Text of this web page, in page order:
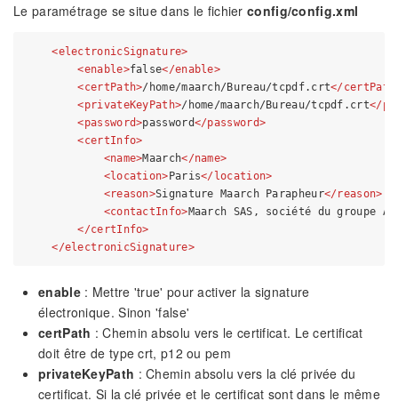
Le paramétrage se situe dans le fichier config/config.xml
<electronicSignature>
<enable>false</enable>
<certPath>/home/maarch/Bureau/tcpdf.crt</certPath
<privateKeyPath>/home/maarch/Bureau/tcpdf.crt</
<password>password</password>
<certInfo>
<name>Maarch</name>
<location> Paris</ location>
<reason>Signature Maarch Parapheur</reason>
<contactInfo>Maarch SAS, société du groupe
</certInfo>
</electronicSignature>
enable: Mettre 'true' pour activer la signature
électronique. Sinon 'false'
certPath : Chemin absolu vers le certificat. Le certificat
doit être de type crt, p12 ou pem
privateKeyPath : Chemin absolu vers la clé privée du
certificat. Si la clé privée et le certificat sont dans le même